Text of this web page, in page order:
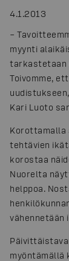
4.1.2013
–
myynti
tarkastetaan
Toivomme,
Kari Luoto
Korottamalla
tehtävien
korostaa
Nuorelta
helppoa.
vähennetään
myöntämällä